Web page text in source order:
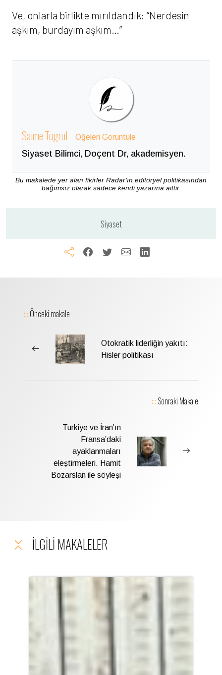
Ve, onlarla birlikte mırıldandık: “Nerdesin
aşkım, burdayım aşkım…”
Saime Tugrul Öğeleri Görüntüle
Siyaset Bilimci, Doçent Dr, akademisyen.
Bu makalede yer alan fikirler Radar'ın editöryel politikasından
bağımsız olarak sadece kendi yazarına aittir.
Siyaset
::: Önceki makale
Otokratik liderliǧin yakıtı:
Hisler politikası
::: Sonraki Makale
Turkiye ve İran’ın
Fransa’daki
ayaklanmaları
eleṣtirmeleri. Hamit
Bozarslan ile söyleṣi
İLGILI MAKALELER